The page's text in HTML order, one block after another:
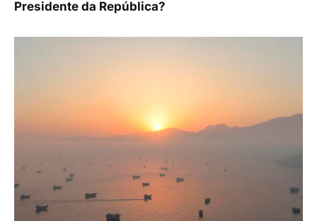
Presidente da República?